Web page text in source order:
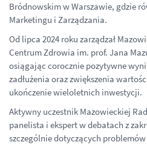
Bródnowskim w Warszawie, gdzie
Marketingu i Zarządzania.
Od lipca 2024 roku zarządzał
Centrum Zdrowia im. prof. Jana
osiągając corocznie pozytywne
zadłużenia oraz zwiększenia
ukończenie wieloletnich inwestycji.
Aktywny uczestnik Mazowieckiej
panelista i ekspert w debatach z
szczególnie dotyczących